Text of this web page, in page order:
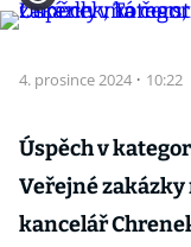
4. prosince 2024 · 10:22
Úspěch v
Veřejné
kancelář